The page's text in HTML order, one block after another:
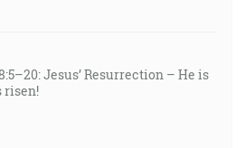
Jesus’ Resurrection – He is
risen!